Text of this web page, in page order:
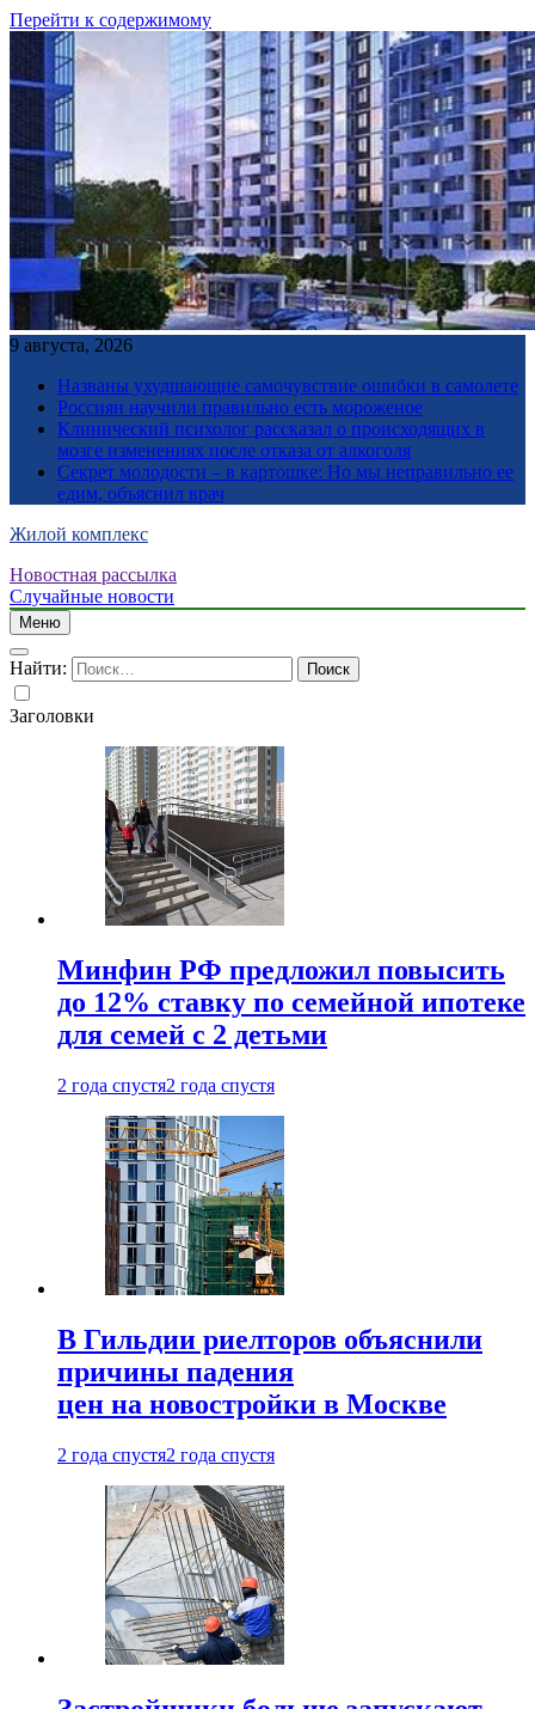
Перейти к содержимому
9 августа, 2026
Названы ухудшающие самочувствие ошибки в самолете
Россиян научили правильно есть мороженое
Клинический психолог рассказал о происходящих в
мозге изменениях после отказа от алкоголя
Секрет молодости – в картошке: Но мы неправильно ее
едим, объяснил врач
Жилой комплекс
Новостная рассылка
Случайные новости
Меню
Найти:
Заголовки
Минфин РФ предложил повысить
до 12% ставку по семейной ипотеке
для семей с 2 детьми
2 года спустя2 года спустя
В Гильдии риелторов объяснили
причины падения
цен на новостройки в Москве
2 года спустя2 года спустя